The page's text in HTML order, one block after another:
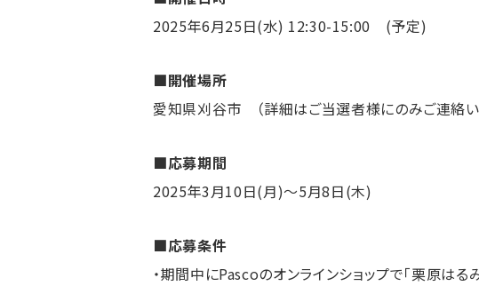
2025年6月25日(水) 12:30-15:00 (予定)
■開催場所
愛知県刈谷市 （詳細はご当選者様にのみご連絡い
■応募期間
2025年3月10日(月)〜5月8日(木)
■応募条件
・期間中にPascoのオンラインショップで「栗原は